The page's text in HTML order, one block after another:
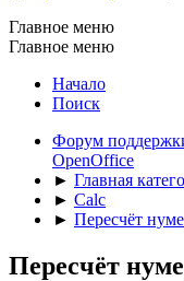
Главное меню
Главное меню
Начало
Поиск
Форум
OpenOffice
► Главная
► Calc
► Пересчёт
Пересчёт